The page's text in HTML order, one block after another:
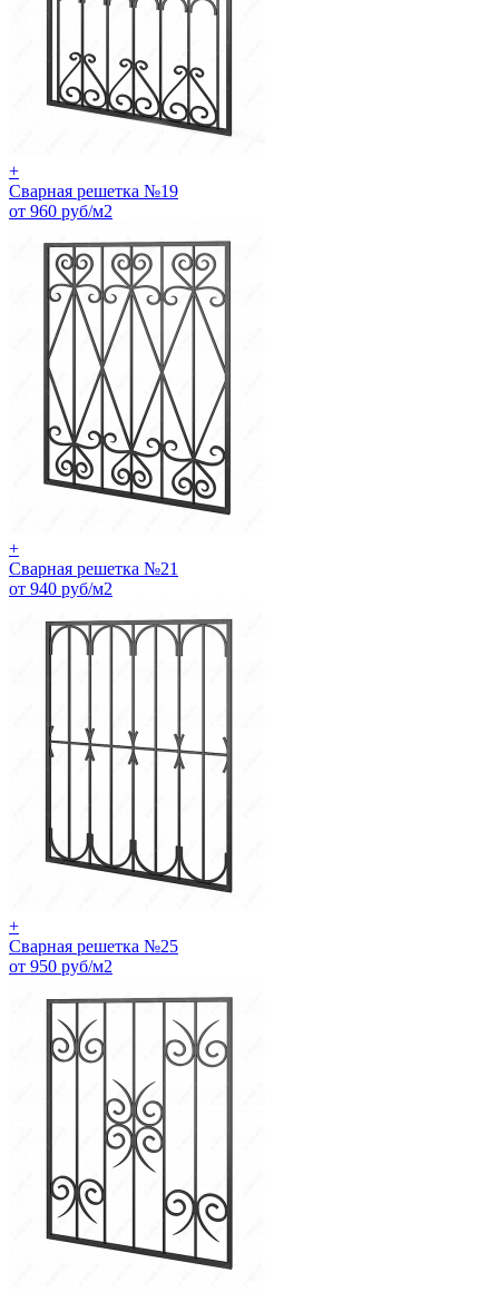
+
Сварная решетка №19
от 960 руб/м2
+
Сварная решетка №21
от 940 руб/м2
+
Сварная решетка №25
от 950 руб/м2